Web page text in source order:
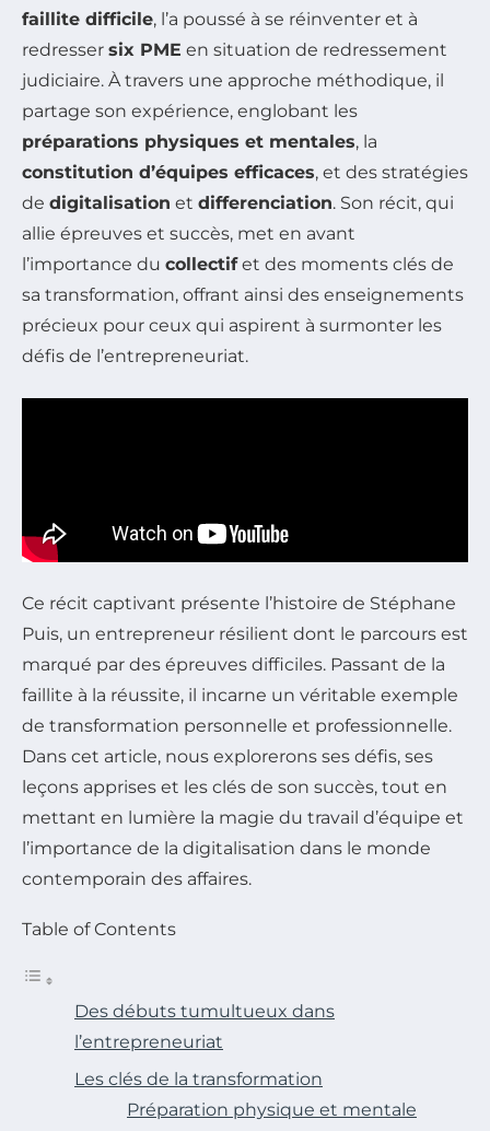
faillite difficile, l’a poussé à se réinventer et à
redresser six PME en situation de redressement
judiciaire. À travers une approche méthodique, il
partage son expérience, englobant les
préparations physiques et mentales, la
constitution d’équipes efficaces, et des stratégies
de digitalisation et differenciation. Son récit, qui
allie épreuves et succès, met en avant
l’importance du collectifet des moments clés de
sa transformation, offrant ainsi des enseignements
précieux pour ceux qui aspirent à surmonter les
défis de l’entrepreneuriat.
Ce récit captivant présente l’histoire de Stéphane
Puis, un entrepreneur résilient dont le parcours est
marqué par des épreuves difficiles. Passant de la
faillite à la réussite, il incarne un véritable exemple
de transformation personnelle et professionnelle.
Dans cet article, nous explorerons ses défis, ses
leçons apprises et les clés de son succès, tout en
mettant en lumière la magie du travail d’équipe et
l’importance de la digitalisation dans le monde
contemporain des affaires.
Table of Contents
Des débuts tumultueux dans
l’entrepreneuriat
Les clés de la transformation
Préparation physique et mentale